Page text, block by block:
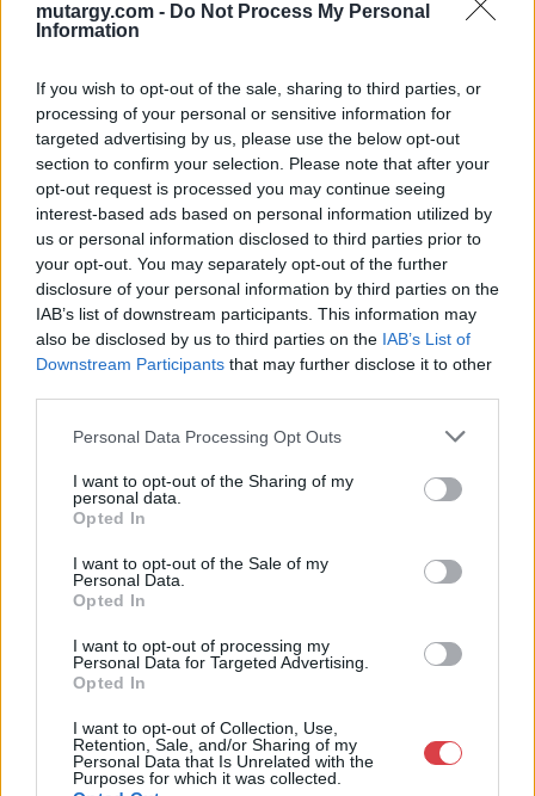
mutargy.com - Do Not Process My Personal
Information
If you wish to opt-out of the sale, sharing to third parties, or
processing of your personal or sensitive information for
targeted advertising by us, please use the below opt-out
section to confirm your selection. Please note that after your
opt-out request is processed you may continue seeing
interest-based ads based on personal information utilized by
us or personal information disclosed to third parties prior to
your opt-out. You may separately opt-out of the further
disclosure of your personal information by third parties on the
IAB’s list of downstream participants. This information may
also be disclosed by us to third parties on the IAB’s List of
Downstream Participants that may further disclose it to other
Personal Data Processing Opt Outs
I want to opt-out of the Sharing of my
personal data.
Opted In
I want to opt-out of the Sale of my
Personal Data.
Opted In
I want to opt-out of processing my
Personal Data for Targeted Advertising.
Opted In
I want to opt-out of Collection, Use,
Retention, Sale, and/or Sharing of my
Personal Data that Is Unrelated with the
Purposes for which it was collected.
Aukció neve: 111. árverés
Aukció dátuma: 2022.12.11
Aukció ideje: 16:00
Aukció helye:https://aukcio.net/
Tételszám: 388
Eladó adatai
Eladó:
Portobello Aukciósház
Mipo Kft
+36703805044
http://www.aukcio.net
elkezdte működését a Mike és Tsa Antikvárium, majd 2010-ben
a Portobello aukciósház kiegészítette az addigi tevékenységét
és megszületett a Mike Portobello Aukciósház. 2022-től saját
GALÉRIA TOVÁBBI MŰTÁRGYAI